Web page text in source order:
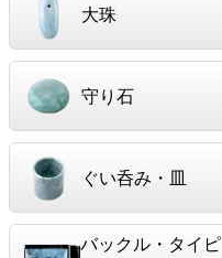
大珠
守り石
ぐい呑み・皿
バックル・タイピ